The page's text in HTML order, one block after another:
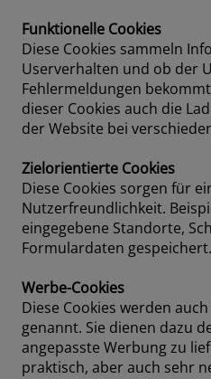
Funktionelle Cookies
Diese Cookies sammeln
Userverhalten und ob der
Fehlermeldungen
dieser Cookies auch die
der Website bei
Zielorientierte Cookies
Diese Cookies sorgen für
Nutzerfreundlichkeit.
eingegebene Standorte,
Formulardaten gespeichert.
Werbe-Cookies
Diese Cookies werden
genannt. Sie dienen dazu
angepasste Werbung zu
praktisch, aber auch sehr